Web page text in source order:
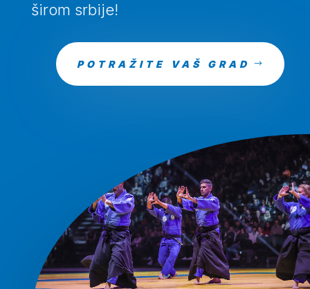
širom srbije!
POTRAŽITE VAŠ GRAD